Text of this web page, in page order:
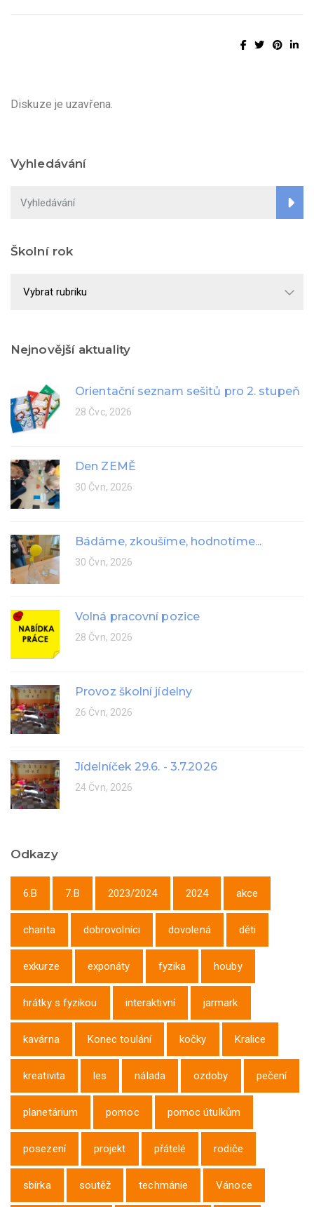
Diskuze je uzavřena.
Vyhledávání
Školní rok
Nejnovější aktuality
Orientační seznam sešitů pro 2. stupeň
28 Čvc, 2026
Den ZEMĚ
30 Čvn, 2026
Bádáme, zkoušíme, hodnotíme...
30 Čvn, 2026
Volná pracovní pozice
28 Čvn, 2026
Provoz školní jídelny
26 Čvn, 2026
Jídelníček 29.6. - 3.7.2026
24 Čvn, 2026
Odkazy
6.B 7.B 2023/2024 2024 akce
charita dobrovolníci dovolená děti
exkurze exponáty fyzika houby
hrátky s fyzikou interaktivní jarmark
kavárna Konec toulání kočky Kralice
kreativita les nálada ozdoby pečení
planetárium pomoc pomoc útulkům
posezení projekt přátelé rodiče
sbírka soutěž techmánie Vánoce